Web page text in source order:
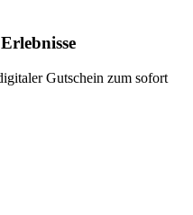
Gutschein zum sofort